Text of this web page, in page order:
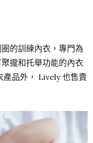
的訓練內衣，專門為
攏和托舉功能的內衣
產品外， Lively 也售賣